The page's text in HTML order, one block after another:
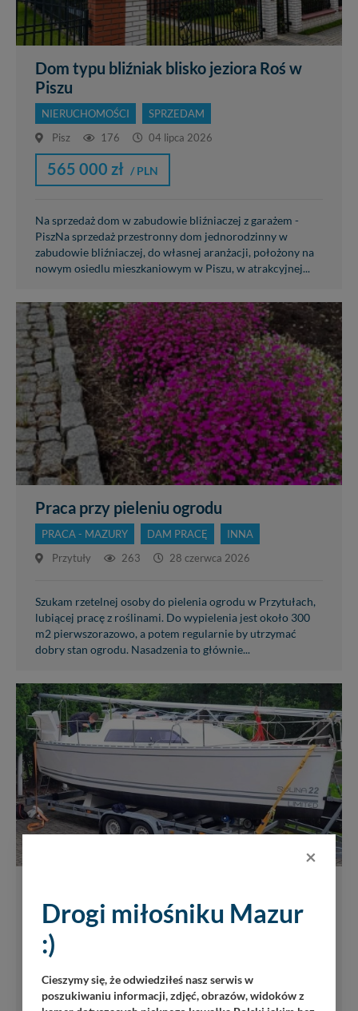
Dom typu bliźniak blisko jeziora Roś w
Piszu
NIERUCHOMOŚCI
SPRZEDAM
Pisz
176 04 lipca 2026
565 000 zł / PLN
Na sprzedaż dom w zabudowie bliźniaczej z garażem -
PiszNa sprzedaż przestronny dom jednorodzinny w
zabudowie bliźniaczej, do własnej aranżacji, położony na
nowym osiedlu mieszkaniowym w Piszu, w atrakcyjnej...
Praca przy pieleniu ogrodu
PRACA - MAZURY DAM PRACĘ
INNA
Przytuły
263 28 czerwca 2026
Szukam rzetelnej osoby do pielenia ogrodu w Przytułach,
lubiącej pracę z roślinami. Do wypielenia jest około 300
m2 pierwszorazowo, a potem regularnie by utrzymać
dobry stan ogrodu. Nasadzenia to głównie...
ful obcja max wyposażony Rzeszów
.biał
JACHTY I ŁODZIE
358
28 czerwca 2026
×
Drogi miłośniku Mazur
:)
Cieszymy się, że odwiedziłeś nasz serwis w
poszukiwaniu informacji, zdjęć, obrazów, widoków z